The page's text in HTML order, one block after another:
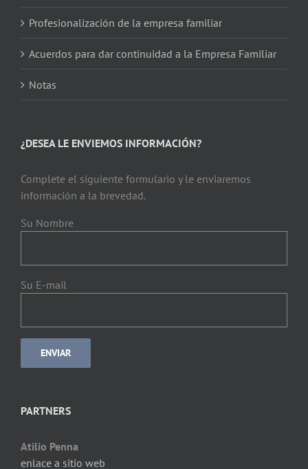
Profesionalización de la empresa familiar
Acuerdos para dar continuidad a la Empresa Familiar
Notas
¿DESEA LE ENVIEMOS INFORMACIÓN?
Complete el siguiente formulario y le enviaremos
información a la brevedad.
Su Nombre
Su E-mail
PARTNERS
Atilio Penna
enlace a sitio web